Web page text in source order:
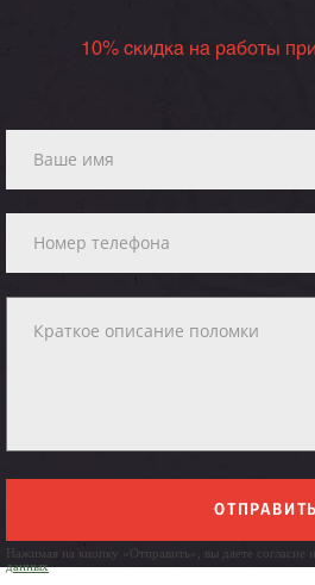
10% скидка на работы
ОТПРАВИТЬ
Нажимая на кнопку «Отправить», вы даете согласие
данных